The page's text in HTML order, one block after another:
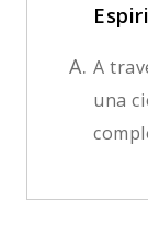
A. A
una